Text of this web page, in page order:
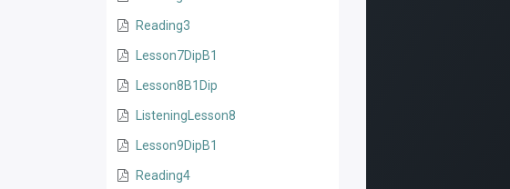
Reading3
Lesson7DipB1
Lesson8B1Dip
ListeningLesson8
Lesson9DipB1
Reading4